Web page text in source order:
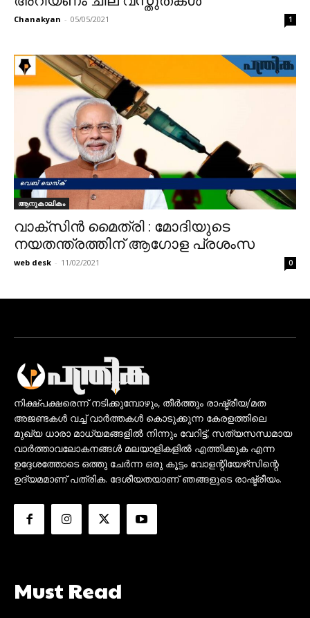
Chanakyan - 05/05/2021 1
ആനുകാലികം
വാക്‌സിന്‍ മൈത്രി : മോദിയുടെ
നയതന്ത്രത്തിന് ആഗോള പ്രശംസ
web desk - 11/02/2021 0
നിക്ഷ്പക്ഷരെന്ന് നടിക്കുമ്പോഴും, തീർത്തും രാഷ്ട്രീയ/മത
അജണ്ടകൾ വച്ച് വാർത്തകൾ കൊടുക്കുന്ന കേരളത്തിലെ
മുഖ്യ ധാരാ മാധ്യമങ്ങളിൽ നിന്നും വേറിട്ട്, സത്യസന്ധമായ
വാർത്താവലോകനങ്ങൾ മലയാളികളിൽ എത്തിക്കുക എന്ന
ഉദ്ദേശത്തോടെ ഒത്തു ചേർന്ന ഒരു കൂട്ടം വോളന്റിയേഴ്‌സിന്റെ
ഉദ്യമമാണ് പത്രിക. ദേശീയതയാണ് ഞങ്ങളുടെ രാഷ്ട്രീയം.
Must Read